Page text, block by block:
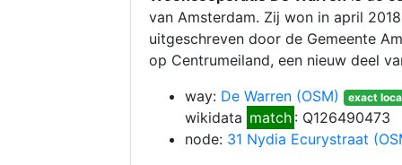
van Amsterdam. Zij won in april
uitgeschreven door de Gemeente
op Centrumeiland, een nieuw deel
way: De Warren (OSM) exact
wikidata match : Q126490473
node: 31 Nydia Ecurystraat